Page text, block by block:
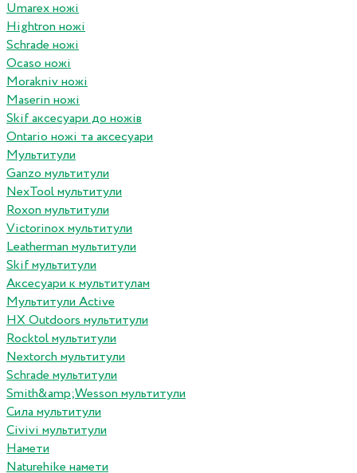
Umarex ножі
Hightron ножі
Schrade ножі
Ocaso ножі
Morakniv ножі
Maserin ножі
Skif аксесуари до ножів
Ontario ножі та аксесуари
Мультитули
Ganzo мультитули
NexTool мультитули
Roxon мультитули
Victorinox мультитули
Leatherman мультитули
Skif мультитули
Аксесуари к мультитулам
Мультитули Active
HX Outdoors мультитули
Rocktol мультитули
Nextorch мультитули
Schrade мультитули
Smith&amp;Wesson мультитули
Сила мультитули
Civivi мультитули
Намети
Naturehike намети